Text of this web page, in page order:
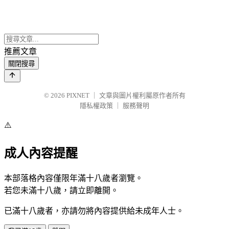
推薦文章
關閉搜尋
© 2026 PIXNET
文章與圖片權利屬原作者所有
隱私權政策
服務聲明
⚠️
成人內容提醒
本部落格內容僅限年滿十八歲者瀏覽。
若您未滿十八歲，請立即離開。
已滿十八歲者，亦請勿將內容提供給未成年人士。